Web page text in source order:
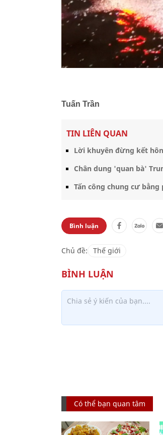
Tuấn Trần
TIN LIÊN QUAN
Lời khuyên đừng kết
Chân dung 'quan bà'
Tấn công chung cư
Bình luận
Chủ đề: Thế giới
Có thể bạn quan tâm